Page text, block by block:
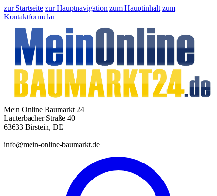
zur Startseite zur Hauptnavigation zum Hauptinhalt zum
Kontaktformular
Mein Online Baumarkt 24
Lauterbacher Straße 40
63633 Birstein, DE
info@mein-online-baumarkt.de